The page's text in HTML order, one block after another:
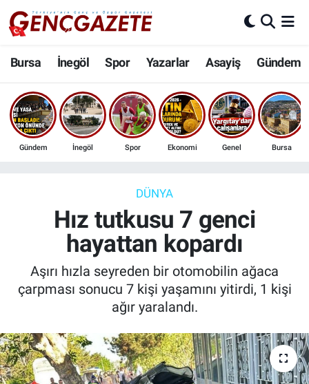
Bursa İnegöl Spor Yazarlar Asayiş Gündem
Gündem İnegöl Spor Ekonomi Genel Bursa
DÜNYA
Hız tutkusu 7 genci
hayattan kopardı
Aşırı hızla seyreden bir otomobilin ağaca
çarpması sonucu 7 kişi yaşamını yitirdi, 1 kişi
ağır yaralandı.
Bursa
İnegöl
3.SAYFA
Ekonomi
Güncel
İnanç
Kadın & Aile
Kültür & Sanat
Nöbetçi Eczaneler
Hava Durumu
Trafik Durumu
Son Dakika Haberleri
Haber Arşivi